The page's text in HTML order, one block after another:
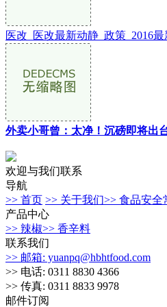
医改_医改最新动静_政策_2016
外卖小哥曾：太净！沉磅即将出
欢迎与我们联系
导航
>> 首页 >> 关于我们>> 食品安全
产品中心
>> 辣椒>> 香辛料
联系我们
>> 邮箱: yuanpq@hbhtfood.com
>> 电话: 0311 8830 4366
>> 传真: 0311 8833 9978
邮件订阅